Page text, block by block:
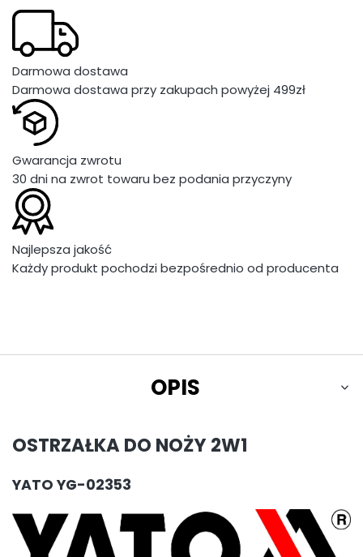
Darmowa dostawa
Darmowa dostawa przy zakupach powyżej 499zł
Gwarancja zwrotu
30 dni na zwrot towaru bez podania przyczyny
Najlepsza jakość
Każdy produkt pochodzi bezpośrednio od producenta
OPIS
OSTRZAŁKA DO NOŻY 2W1
YATO YG-02353